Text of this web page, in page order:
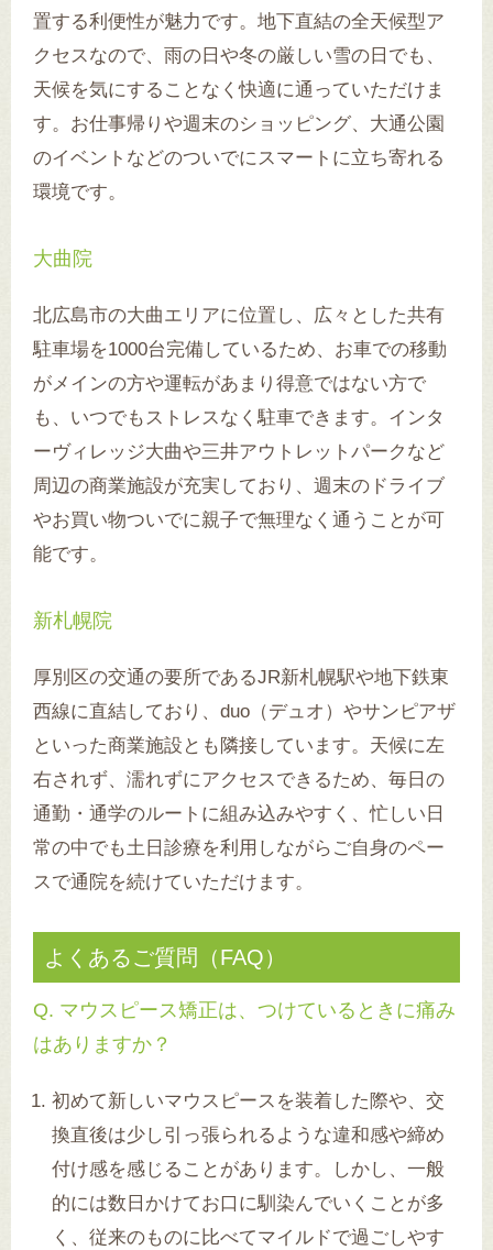
置する利便性が魅力です。地下直結の全天候型ア
クセスなので、雨の日や冬の厳しい雪の日でも、
天候を気にすることなく快適に通っていただけま
す。お仕事帰りや週末のショッピング、大通公園
のイベントなどのついでにスマートに立ち寄れる
環境です。
大曲院
北広島市の大曲エリアに位置し、広々とした共有
駐車場を1000台完備しているため、お車での移動
がメインの方や運転があまり得意ではない方で
も、いつでもストレスなく駐車できます。インタ
ーヴィレッジ大曲や三井アウトレットパークなど
周辺の商業施設が充実しており、週末のドライブ
やお買い物ついでに親子で無理なく通うことが可
能です。
新札幌院
厚別区の交通の要所であるJR新札幌駅や地下鉄東
西線に直結しており、duo（デュオ）やサンピアザ
といった商業施設とも隣接しています。天候に左
右されず、濡れずにアクセスできるため、毎日の
通勤・通学のルートに組み込みやすく、忙しい日
常の中でも土日診療を利用しながらご自身のペー
スで通院を続けていただけます。
よくあるご質問（FAQ）
Q. マウスピース矯正は、つけているときに痛み
はありますか？
初めて新しいマウスピースを装着した際や、交
換直後は少し引っ張られるような違和感や締め
付け感を感じることがあります。しかし、一般
的には数日かけてお口に馴染んでいくことが多
く、従来のものに比べてマイルドで過ごしやす